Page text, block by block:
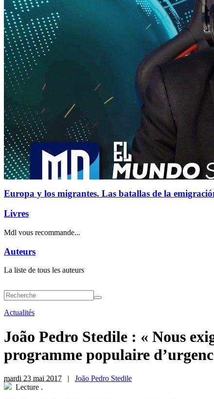
Europa y los migrantes. Las batallas de la
Livres
Mdl vous recommande...
Auteurs
La liste de tous les auteurs
Actualités
João Pedro Stedile : « Nous
programme populaire
mardi 23 mai 2017 | João Pedro Stedile
Lecture .